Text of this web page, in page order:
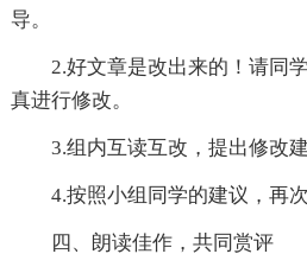
导。
2.好文章是改出来的！请同
真进行修改。
3.组内互读互改，提出修改建
4.按照小组同学的建议，再
四、朗读佳作，共同赏评